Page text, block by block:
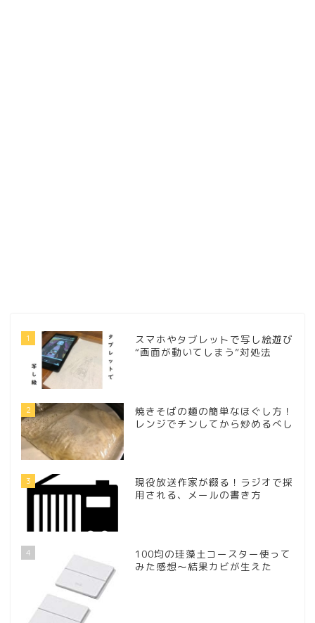
1
スマホやタブレットで写し絵遊び
“画面が動いてしまう”対処法
2
焼きそばの麺の簡単なほぐし方！
レンジでチンしてから炒めるべし
3
現役放送作家が綴る！ラジオで採
用される、メールの書き方
4
100均の珪藻土コースター使って
みた感想～結果カビが生えた